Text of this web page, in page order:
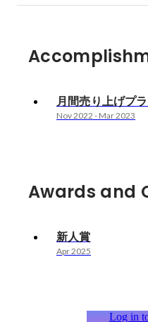
月間売り上げプ
Nov 2022 - Mar 2023
Awards and
新人賞
Apr 2025
Log in